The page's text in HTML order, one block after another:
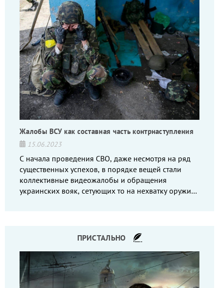
Жалобы ВСУ как составная часть контрнаступления
15.06.2023
С начала проведения СВО, даже несмотря на ряд
существенных успехов, в порядке вещей стали
коллективные видеожалобы и обращения
украинских вояк, сетующих то на нехватку оружия,
ПРИСТАЛЬНО